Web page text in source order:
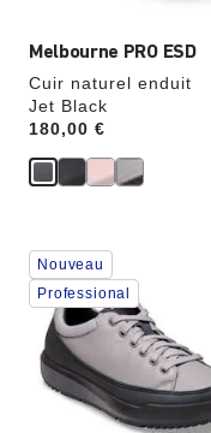
Melbourne PRO ESD
Cuir naturel enduit
Jet Black
Price:
180,00 €
Cliquer
sur
les
échantillons
couleurs
modifiera
l’image
Nouveau
Professional